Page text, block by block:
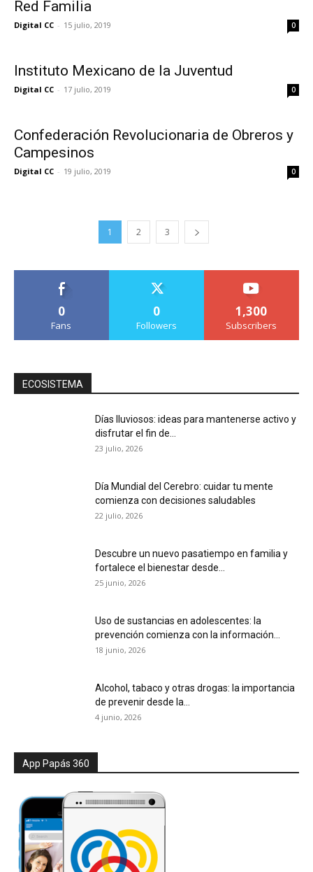
Red Familia
Digital CC - 15 julio, 2019 0
Instituto Mexicano de la Juventud
Digital CC - 17 julio, 2019 0
Confederación Revolucionaria de Obreros y
Campesinos
Digital CC - 19 julio, 2019 0
1 2 3
0
Fans
0
Followers
1,300
Subscribers
ECOSISTEMA
Días lluviosos: ideas para mantenerse activo y
disfrutar el fin de...
23 julio, 2026
Día Mundial del Cerebro: cuidar tu mente
comienza con decisiones saludables
22 julio, 2026
Descubre un nuevo pasatiempo en familia y
fortalece el bienestar desde...
25 junio, 2026
Uso de sustancias en adolescentes: la
prevención comienza con la información...
18 junio, 2026
Alcohol, tabaco y otras drogas: la importancia
de prevenir desde la...
4 junio, 2026
App Papás 360